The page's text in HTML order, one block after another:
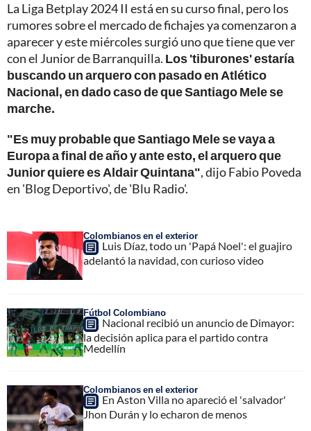
La Liga Betplay 2024 II está en su curso final, pero los
rumores sobre el mercado de fichajes ya comenzaron a
aparecer y este miércoles surgió uno que tiene que ver
con el Junior de Barranquilla. Los 'tiburones' estaría
buscando un arquero con pasado en Atlético
Nacional, en dado caso de que Santiago Mele se
marche.
"Es muy probable que Santiago Mele se vaya a
Europa a final de año y ante esto, el arquero que
Junior quiere es Aldair Quintana", dijo Fabio Poveda
en 'Blog Deportivo', de 'Blu Radio'.
Colombianos en el exterior
Luis Díaz, todo un 'Papá Noel': el guajiro
adelantó la navidad, con curioso video
Fútbol Colombiano
Nacional recibió un anuncio de Dimayor:
la decisión aplica para el partido contra
Medellín
Colombianos en el exterior
En Aston Villa no apareció el 'salvador'
Jhon Durán y lo echaron de menos